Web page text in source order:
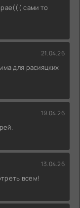
сами то
21.04.26
для расияцких
19.04.26
13.04.26
всем!